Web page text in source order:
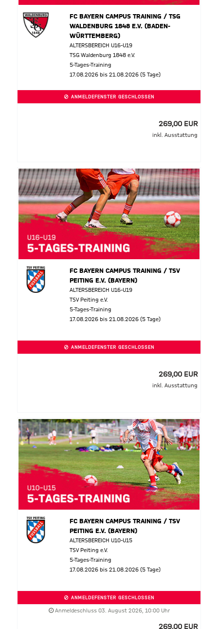
FC BAYERN CAMPUS TRAINING / TSG
WALDENBURG 1848 E.V. (BADEN-
WÜRTTEMBERG)
ALTERSBEREICH U16-U19
TSG Waldenburg 1848 e.V.
5-Tages-Training
17.08.2026 bis 21.08.2026 (5 Tage)
ANMELDEFENSTER GESCHLOSSEN
269,00 EUR
inkl. Ausstattung
FC BAYERN CAMPUS TRAINING / TSV
PEITING E.V. (BAYERN)
ALTERSBEREICH U16-U19
TSV Peiting e.V.
5-Tages-Training
17.08.2026 bis 21.08.2026 (5 Tage)
ANMELDEFENSTER GESCHLOSSEN
269,00 EUR
inkl. Ausstattung
FC BAYERN CAMPUS TRAINING / TSV
PEITING E.V. (BAYERN)
ALTERSBEREICH U10-U15
TSV Peiting e.V.
5-Tages-Training
17.08.2026 bis 21.08.2026 (5 Tage)
ANMELDEFENSTER GESCHLOSSEN
Anmeldeschluss 03. August 2026, 10:00 Uhr
269,00 EUR